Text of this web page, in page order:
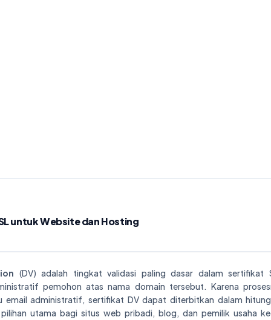
untuk Website dan Hosting
(DV) adalah tingkat validasi paling dasar dalam sertifikat
pemohon atas nama domain tersebut. Karena
email administratif, sertifikat DV dapat diterbitkan dalam
utama bagi situs web pribadi, blog, dan pemilik usaha